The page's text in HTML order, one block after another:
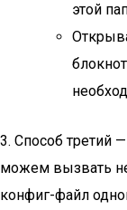
этой
3. Способ третий
можем вызвать
конфиг-файл